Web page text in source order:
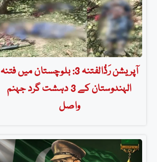
آپریشن رَدُّالفتنہ 3: بلوچستان میں فتنہ
الہندوستان کے 3 دہشت گرد جہنم
واصل